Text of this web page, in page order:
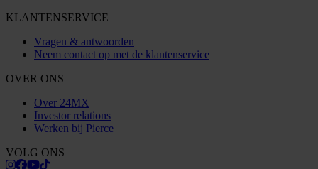
KLANTENSERVICE
Vragen & antwoorden
Neem contact op met de klantenservice
OVER ONS
Over 24MX
Investor relations
Werken bij Pierce
VOLG ONS